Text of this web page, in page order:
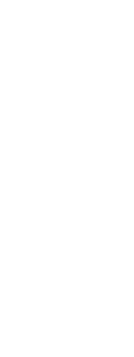
del